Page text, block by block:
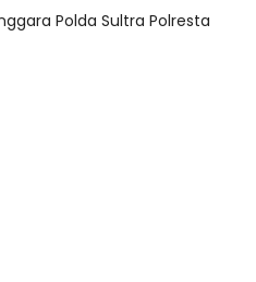
Polda Sultra Polresta